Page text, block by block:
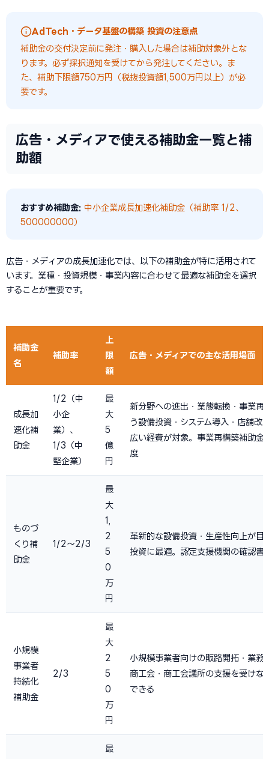
AdTech・データ基盤の構築 投資の注意点
補助金の交付決定前に発注・購入した場合は補助対象外とな
ります。必ず採択通知を受けてから発注してください。ま
た、補助下限額750万円（税抜投資額1,500万円以上）が必
要です。
広告・メディアで使える補助金一覧と補
助額
おすすめ補助金: 中小企業成長加速化補助金（補助率 1/2、
500000000）
広告・メディアの成長加速化では、以下の補助金が特に活用されて
います。業種・投資規模・事業内容に合わせて最適な補助金を選択
することが重要です。
補助金
名
補助率
上
限
額
広告・メディアでの主な活用場面
成長加
速化補
助金
1/2（中
小企
業）、
1/3（中
堅企業）
最
大
5
億
円
新分野への進出・業態転換・事業再
う設備投資・システム導入・店舗改
広い経費が対象。事業再構築補助金
度
ものづ
くり補
助金
1/2〜2/3
最
大
1,
2
5
0
万
円
革新的な設備投資・生産性向上が目
投資に最適。認定支援機関の確認書
小規模
事業者
持続化
補助金
2/3
最
大
2
5
0
万
円
小規模事業者向けの販路開拓・業務
商工会・商工会議所の支援を受けな
できる
最